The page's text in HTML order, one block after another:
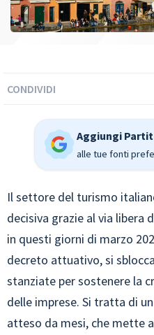
CONDIVIDI
Aggiungi
alle tue fonti
Il settore del turismo
decisiva grazie al via
in questi giorni di marzo
decreto attuativo, si
stanziate per sostenere la
delle imprese. Si tratta di
atteso da mesi, che mette